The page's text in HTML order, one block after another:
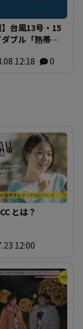
】台風13号・15
ブル「熱帯低
15号はお盆
か ※18日まで
12:18 0
とは？
12:00